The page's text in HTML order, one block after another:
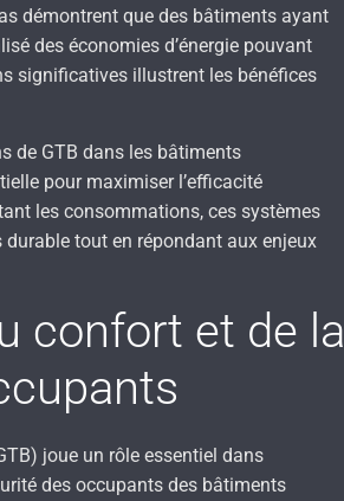
démontrent que des bâtiments ayant
des économies d’énergie pouvant
significatives illustrent les bénéfices
de GTB dans les bâtiments
pour maximiser l’efficacité
les consommations, ces systèmes
tout en répondant aux enjeux
confort et de la
joue un rôle essentiel dans
des occupants des bâtiments